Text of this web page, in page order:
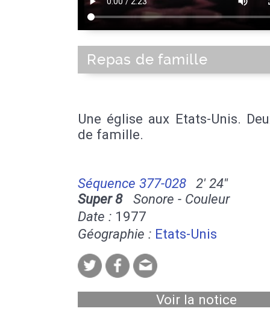
Repas de famille
Une église aux Etats-Unis.
de famille.
Séquence 377-028
2' 24''
Super 8Sonore - Couleur
Date : 1977
Géographie : Etats-Unis
Voir la notice